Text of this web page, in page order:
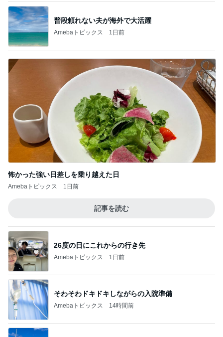
普段頼れない夫が海外で大活躍
Amebaトピックス 1日前
怖かった強い日差しを乗り越えた日
Amebaトピックス 1日前
記事を読む
26度の日にこれからの行き先
Amebaトピックス 1日前
そわそわドキドキしながらの入院準備
Amebaトピックス 14時間前